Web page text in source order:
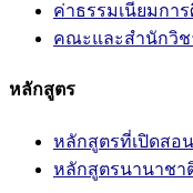
ค่าธรรมเนียมกา
คณะและสำนักวิช
หลักสูตร
หลักสูตรที่เปิดสอ
หลักสูตรนานาชา